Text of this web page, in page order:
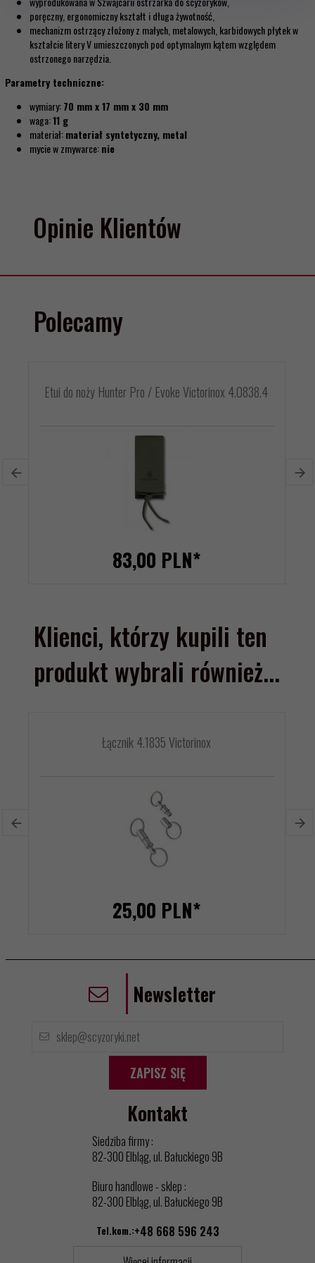
poręczny, ergonomiczny kształt i długa żywotność,
mechanizm ostrzący złożony z małych, metalowych, karbidowych płytek w
kształcie litery V umieszczonych pod optymalnym kątem względem
ostrzonego narzędzia.
Parametry techniczne:
wymiary:70 mm x 17 mm x 30 mm
waga:11 g
materiał:materiał syntetyczny, metal
mycie w zmywarce:nie
Opinie Klientów
Polecamy
Etui do noży Hunter Pro / Evoke Victorinox 4.0838.4
83,00 PLN*
Klienci, którzy kupili ten
produkt wybrali również...
Łącznik 4.1835 Victorinox
25,00 PLN*
Newsletter
ZAPISZ SIĘ
Kontakt
Siedziba firmy :
82-300 Elbląg, ul. Bałuckiego 9B
Biuro handlowe - sklep :
82-300 Elbląg, ul. Bałuckiego 9B
Tel.kom.:+48 668 596 243